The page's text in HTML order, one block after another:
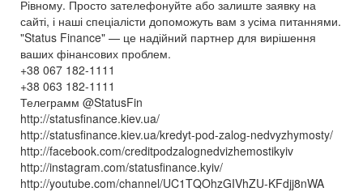
Рівному. Просто зателефонуйте або залиште заявку на
сайті, і наші спеціалісти допоможуть вам з усіма питаннями.
"Status Finance" — це надійний партнер для вирішення
ваших фінансових проблем.
+38 067 182-1111
+38 063 182-1111
Телеграмм @StatusFin
http://statusfinance.kiev.ua/
http://statusfinance.kiev.ua/kredyt-pod-zalog-nedvyzhymosty/
http://facebook.com/creditpodzalognedvizhemostikyiv
http://instagram.com/statusfinance.kyiv/
http://youtube.com/channel/UC1TQOhzGIVhZU-KFdjj8nWA